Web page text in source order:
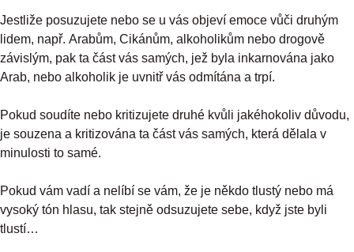
Jestliže posuzujete nebo se u vás objeví emoce vůči druhým
lidem, např. Arabům, Cikánům, alkoholikům nebo drogově
závislým, pak ta část vás samých, jež byla inkarnována jako
Arab, nebo alkoholik je uvnitř vás odmítána a trpí.
Pokud soudíte nebo kritizujete druhé kvůli jakéhokoliv důvodu,
je souzena a kritizována ta část vás samých, která dělala v
minulosti to samé.
Pokud vám vadí a nelíbí se vám, že je někdo tlustý nebo má
vysoký tón hlasu, tak stejně odsuzujete sebe, když jste byli
tlustí…